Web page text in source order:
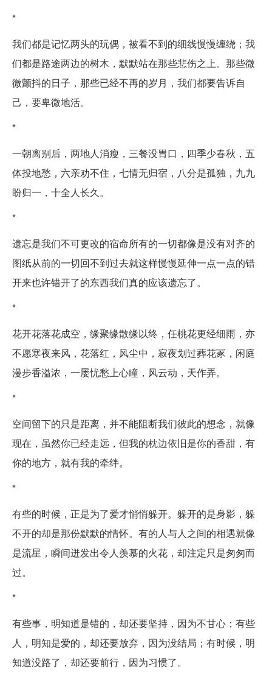
*
我们都是记忆两头的玩偶，被看不到的细线慢慢缠绕；我
们都是路途两边的树木，默默站在那些悲伤之上。那些微
微颤抖的日子，那些已经不再的岁月，我们都要告诉自
己，要卑微地活。
*
一朝离别后，两地人消瘦，三餐没胃口，四季少春秋，五
体投地愁，六亲劝不住，七情无归宿，八分是孤独，九九
盼归一，十全人长久。
*
遗忘是我们不可更改的宿命所有的一切都像是没有对齐的
图纸从前的一切回不到过去就这样慢慢延伸一点一点的错
开来也许错开了的东西我们真的应该遗忘了。
*
花开花落花成空，缘聚缘散缘以终，任桃花更经细雨，亦
不愿寒夜来风，花落红，风尘中，寂夜划过葬花冢，闲庭
漫步香溢浓，一屡忧愁上心瞳，风云动，天作弄。
*
空间留下的只是距离，并不能阻断我们彼此的想念，就像
现在，虽然你已经走远，但我的枕边依旧是你的香甜，有
你的地方，就有我的牵绊。
*
有些的时候，正是为了爱才悄悄躲开。躲开的是身影，躲
不开的却是那份默默的情怀。有的人与人之间的相遇就像
是流星，瞬间迸发出令人羡慕的火花，却注定只是匆匆而
过。
*
有些事，明知道是错的，却还要坚持，因为不甘心；有些
人，明知是爱的，却还要放弃，因为没结局；有时候，明
知道没路了，却还要前行，因为习惯了。